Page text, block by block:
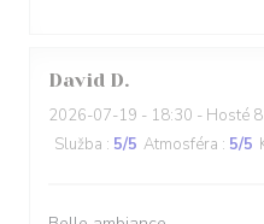
David D
2026-07-19 - 18:30 - Hosté 8
Služba : 5/5 Atmosféra : 5/5